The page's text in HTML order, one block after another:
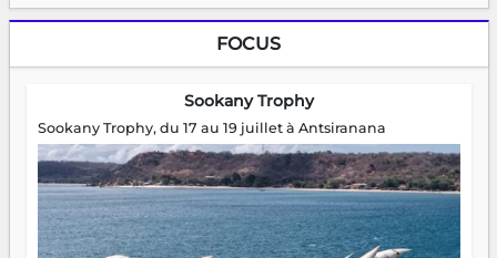
FOCUS
Sookany Trophy
Sookany Trophy, du 17 au 19 juillet à Antsiranana